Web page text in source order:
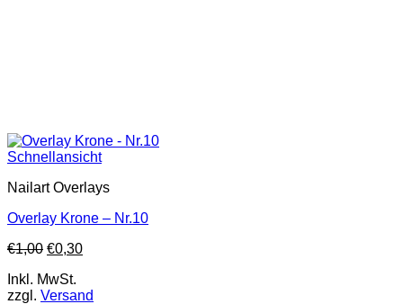
Schnellansicht
Nailart Overlays
Overlay Krone – Nr.10
€1,00 €0,30
Inkl. MwSt.
zzgl. Versand